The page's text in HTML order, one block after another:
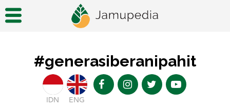
#generasiberanipahit
IDN ENG